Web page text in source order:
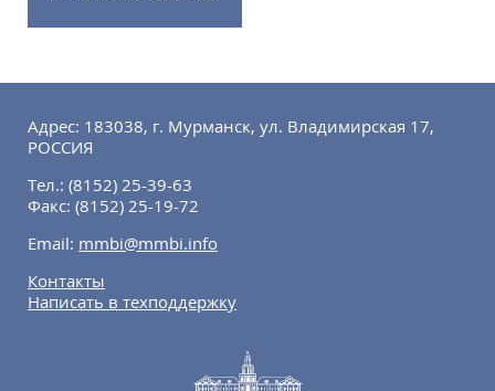
Адрес: 183038, г. Мурманск, ул. Владимирская 17,
РОССИЯ
Тел.: (8152) 25-39-63
Факс: (8152) 25-19-72
Email: mmbi@mmbi.info
Контакты
Написать в техподдержку